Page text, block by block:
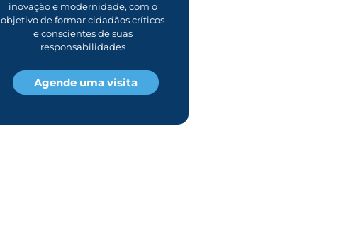
inovação e modernidade, com o
objetivo de formar cidadãos críticos
e conscientes de suas
responsabilidades
Agende uma visita